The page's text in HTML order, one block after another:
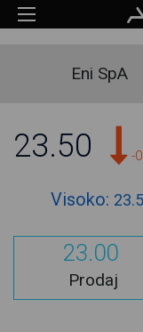
Eni SpA
23.50 -
Visoko:
23.00
Prodaj